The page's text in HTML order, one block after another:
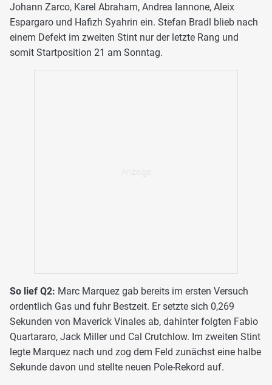
Johann Zarco, Karel Abraham, Andrea Iannone, Aleix
Espargaro und Hafizh Syahrin ein. Stefan Bradl blieb nach
einem Defekt im zweiten Stint nur der letzte Rang und
somit Startposition 21 am Sonntag.
So lief Q2: Marc Marquez gab bereits im ersten Versuch
ordentlich Gas und fuhr Bestzeit. Er setzte sich 0,269
Sekunden von Maverick Vinales ab, dahinter folgten Fabio
Quartararo, Jack Miller und Cal Crutchlow. Im zweiten Stint
legte Marquez nach und zog dem Feld zunächst eine halbe
Sekunde davon und stellte neuen Pole-Rekord auf.